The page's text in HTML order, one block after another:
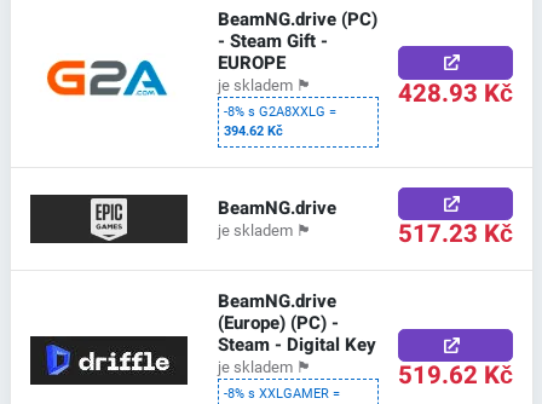
BeamNG.drive (PC)
- Steam Gift -
EUROPE
je skladem 🏴
-8% s G2A8XXLG =
394.62 Kč
428.93 Kč
BeamNG.drive
je skladem 🏴 517.23 Kč
BeamNG.drive
(Europe) (PC) -
Steam - Digital Key
je skladem 🏴
-8% s XXLGAMER =
519.62 Kč